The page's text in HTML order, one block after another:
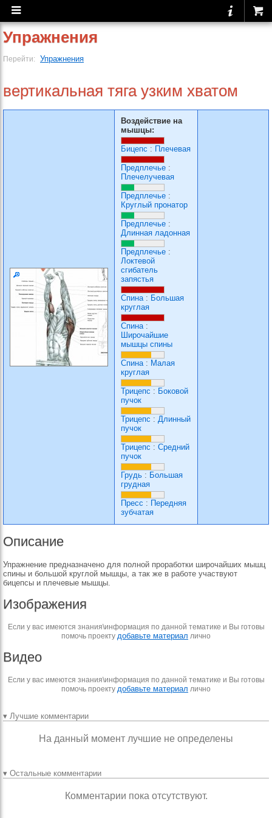
Упражнения
Перейти: Упражнения
вертикальная тяга узким хватом
Воздействие на
мышцы:
Бицепс : Плечевая
Предплечье :
Плечелучевая
Предплечье :
Круглый пронатор
Предплечье :
Длинная ладонная
Предплечье :
Локтевой
сгибатель
запястья
Спина: Большая
круглая
Спина:
Широчайшие
мышцы спины
Спина: Малая
круглая
Трицепс : Боковой
пучок
Трицепс : Длинный
пучок
Трицепс : Средний
пучок
Грудь : Большая
грудная
Пресс : Передняя
зубчатая
Описание
Упражнение предназначено для полной проработки широчайших мышц
спины и большой круглой мышцы, а так же в работе участвуют
бицепсы и плечевые мышцы.
Изображения
Если у вас имеются знания\информация по данной тематике и Вы готовы
помочь проекту добавьте материал лично
Видео
Если у вас имеются знания\информация по данной тематике и Вы готовы
помочь проекту добавьте материал лично
▾ Лучшие комментарии
На данный момент лучшие не определены
▾ Остальные комментарии
Комментарии пока отсутствуют.